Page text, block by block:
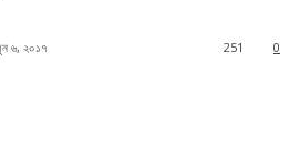
৬, ২০১৭ 0
251